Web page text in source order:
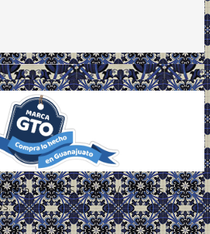
Cortés S.A. de C.V. - Todos los